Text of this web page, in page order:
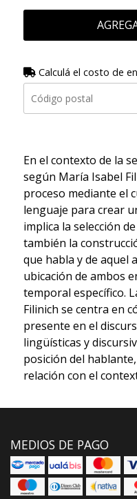
Calculá el costo de
En el contexto de la
según María Isabel
proceso mediante el
lenguaje para crear
implica la selección
también la
que habla y de aquel
ubicación de ambos
temporal específico.
Filinich se centra en
presente en el
lingüísticas y
posición del
relación con el
MEDIOS DE PAGO